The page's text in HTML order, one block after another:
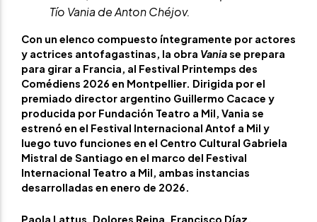
Tío Vania de Anton Chéjov.
Con un elenco compuesto íntegramente por actores
y actrices antofagastinas, la obra Vaniase prepara
para girar a Francia, al Festival Printemps des
Comédiens 2026 en Montpellier. Dirigida por el
premiado director argentino Guillermo Cacace y
producida por Fundación Teatro a Mil, Vania se
estrenó en el Festival Internacional Antof a Mil y
luego tuvo funciones en el Centro Cultural Gabriela
Mistral de Santiago en el marco del Festival
Internacional Teatro a Mil, ambas instancias
desarrolladas en enero de 2026.
Paola Lattus, Dolores Reina, Francisco Díaz,